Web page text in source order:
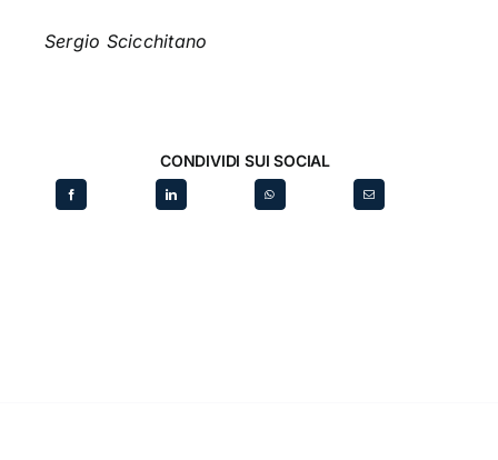
Sergio Scicchitano
CONDIVIDI SUI SOCIAL